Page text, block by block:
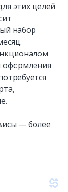
этих целей
набор
оформления
— более